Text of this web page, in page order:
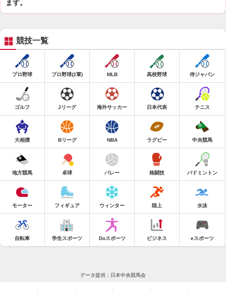
ます。
競技一覧
プロ野球 プロ野球(2軍) MLB 高校野球 侍ジャパン
ゴルフ Jリーグ 海外サッカー 日本代表 テニス
大相撲 Bリーグ NBA ラグビー 中央競馬
地方競馬 卓球 バレー 格闘技 バドミントン
モーター フィギュア ウィンター 陸上 水泳
自転車 学生スポーツ Doスポーツ ビジネス eスポーツ
データ提供：日本中央競馬会